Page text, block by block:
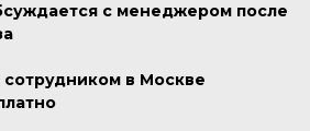
с менеджером после
в Москве